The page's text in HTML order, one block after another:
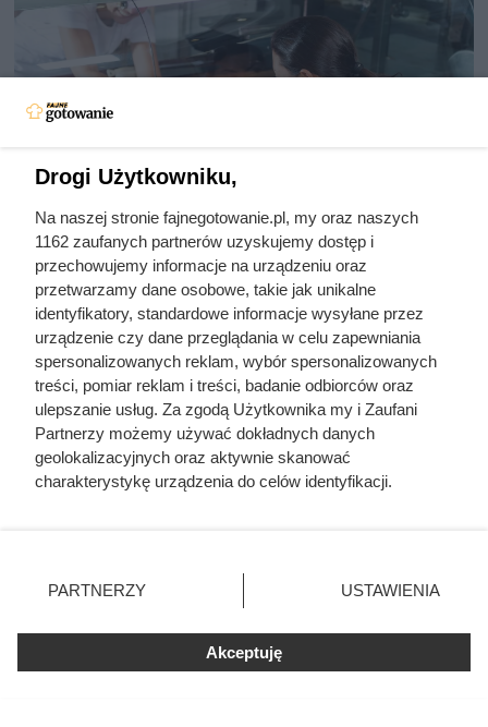
Dziennikarze ujawnili
pochodzenie mięsa z Dino. Klienci
zaskoczeni
Drogi Użytkowniku,
Na naszej stronie fajnegotowanie.pl, my oraz naszych
1162 zaufanych partnerów uzyskujemy dostęp i
przechowujemy informacje na urządzeniu oraz
przetwarzamy dane osobowe, takie jak unikalne
identyfikatory, standardowe informacje wysyłane przez
urządzenie czy dane przeglądania w celu zapewniania
spersonalizowanych reklam, wybór spersonalizowanych
treści, pomiar reklam i treści, badanie odbiorców oraz
ulepszanie usług. Za zgodą Użytkownika my i Zaufani
Partnerzy możemy używać dokładnych danych
geolokalizacyjnych oraz aktywnie skanować
charakterystykę urządzenia do celów identyfikacji.
zmienić/wycofać klikając przycisk ustawień prywatności
znajdujący się w lewym dolnym rogu strony
rodzaje przetwarzania danych nie wymagają zgody
użytkownika, ale masz prawo sprzeciwić się takiemu
przetwarzaniu. Preferencje będą miały zastosowania tylko
PARTNERZY USTAWIENIA
Akceptuję